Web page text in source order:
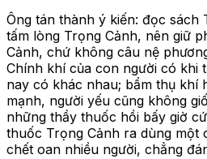
Ông tán thành ý kiến: đọc sách
tấm lòng Trọng Cảnh, nên giữ
Cảnh, chứ không câu nệ
Chính khí của con người có khi
nay có khác nhau; bẩm thụ khí
mạnh, người yếu cũng không
những thầy thuốc hồi bấy giờ cứ
thuốc Trọng Cảnh ra dùng một
chết oan nhiều người, chẳng